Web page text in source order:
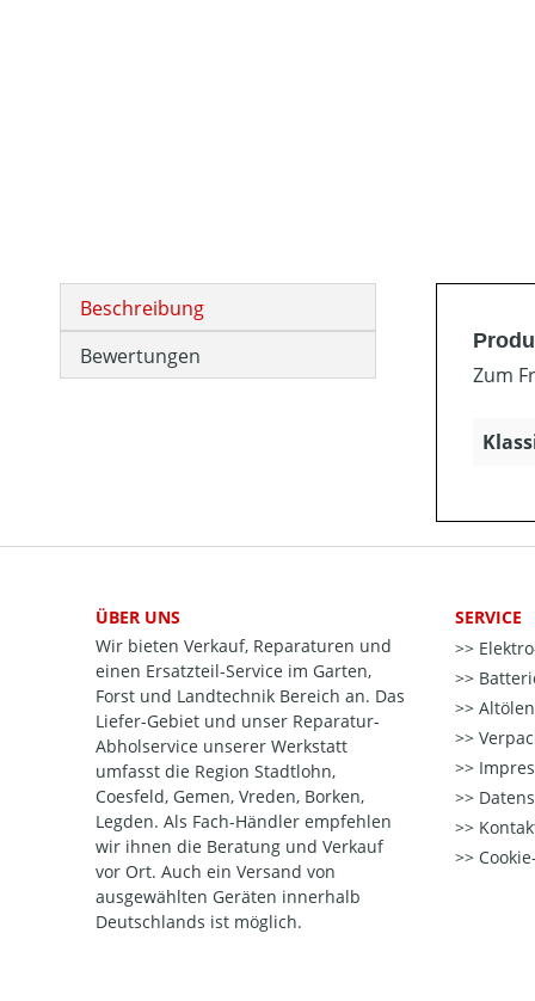
Beschreibung
Bewertungen
Zum
ÜBER UNS
Wir bieten Verkauf, Reparaturen und
einen Ersatzteil-Service im Garten,
Forst und Landtechnik Bereich an. Das
Liefer-Gebiet und unser Reparatur-
Abholservice unserer Werkstatt
umfasst die Region Stadtlohn,
Coesfeld, Gemen, Vreden, Borken,
Legden. Als Fach-Händler empfehlen
wir ihnen die Beratung und Verkauf
vor Ort. Auch ein Versand von
ausgewählten Geräten innerhalb
Deutschlands ist möglich.
SERVICE